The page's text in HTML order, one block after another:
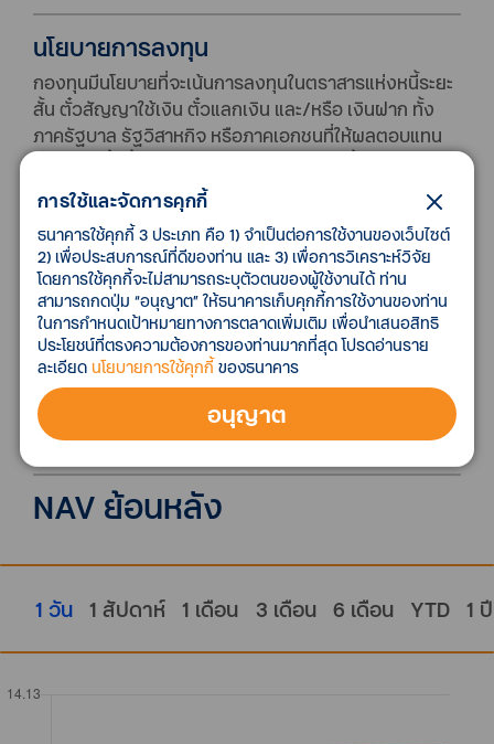
นโยบายการลงทุน
กองทุนมีนโยบายที่จะเน้นการลงทุนในตราสารแห่งหนี้ระยะ
สั้น ตั๋วสัญญาใช้เงิน ตั๋วแลกเงิน และ/หรือ เงินฝาก ทั้ง
ภาครัฐบาล รัฐวิสาหกิจ หรือภาคเอกชนที่ให้ผลตอบแทน
หน้า หรือตราสารหนี้ที่มีลักษณะของสัญญาซื้อขายล่วง
หน้าแฝง (Structured Note) หรือ Credit Linked Note
มูลค่าทรัพย์สินสุทธิ
494,895,293.72
วันที่จดทะเบียนกองทุน
22 ธันวาคม 2547
NAV ย้อนหลัง
1 วัน 1 สัปดาห์ 1 เดือน 3 เดือน 6 เดือน YTD 1 ปี
การใช้และจัดการคุกกี้
ธนาคารใช้คุกกี้ 3 ประเภท คือ 1) จำเป็นต่อการใช้งานของเว็บไซต์
2) เพื่อประสบการณ์ที่ดีของท่าน และ 3) เพื่อการวิเคราะห์วิจัย
โดยการใช้คุกกี้จะไม่สามารถระบุตัวตนของผู้ใช้งานได้ ท่าน
สามารถกดปุ่ม “อนุญาต” ให้ธนาคารเก็บคุกกี้การใช้งานของท่าน
ในการกำหนดเป้าหมายทางการตลาดเพิ่มเติม เพื่อนำเสนอสิทธิ
ประโยชน์ที่ตรงความต้องการของท่านมากที่สุด โปรดอ่านราย
ละเอียด นโยบายการใช้คุกกี้ของธนาคาร
อนุญาต